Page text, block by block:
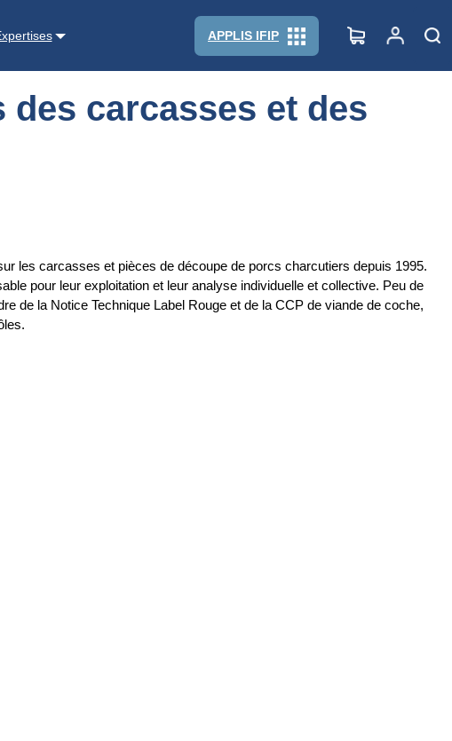
APPLIS IFIP
carcasses et des
les carcasses et pièces de découpe de porcs charcutiers depuis 1995.
pour leur exploitation et leur analyse individuelle et collective. Peu de
de la Notice Technique Label Rouge et de la CCP de viande de coche,